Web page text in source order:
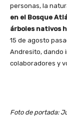
personas, la
en el Bosque
árboles nativos
15 de agosto
Andresito, dando
colaboradores y
Foto de portada: